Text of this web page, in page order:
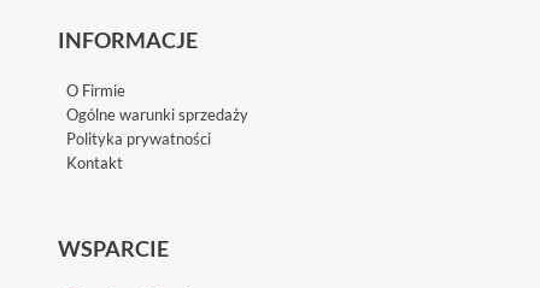
INFORMACJE
O Firmie
Ogólne warunki sprzedaży
Polityka prywatności
Kontakt
WSPARCIE